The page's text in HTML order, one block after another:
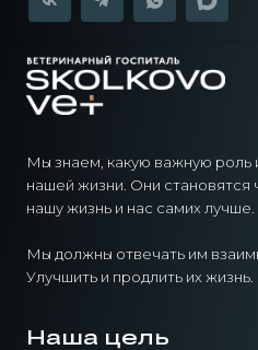
Мы знаем, какую важную роль
нашей жизни. Они становятся
нашу жизнь и нас самих лучше.
Мы должны отвечать им
Улучшить и продлить их жизнь.
Наша цель